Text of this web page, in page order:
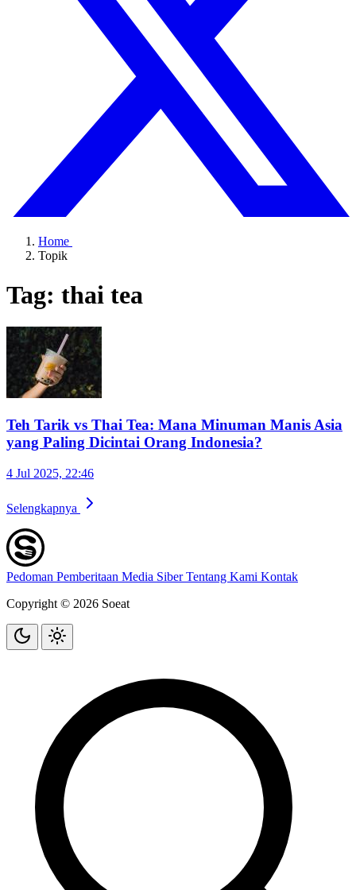
Home
Topik
Tag: thai tea
Teh Tarik vs Thai Tea: Mana Minuman Manis Asia
yang Paling Dicintai Orang Indonesia?
4 Jul 2025, 22:46
Selengkapnya
Pedoman Pemberitaan Media SiberTentang Kami Kontak
Copyright © 2026 Soeat